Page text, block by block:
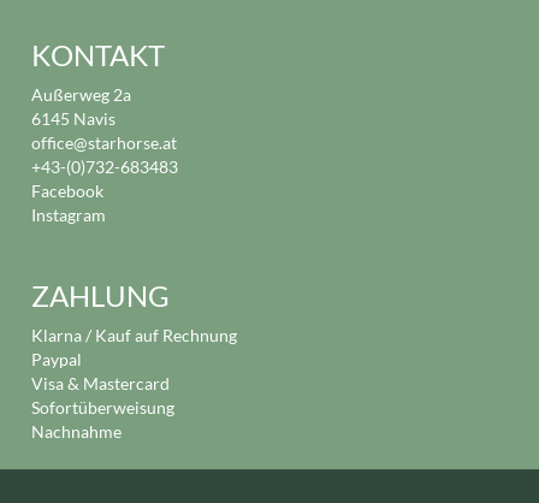
KONTAKT
Außerweg 2a
6145 Navis
office@starhorse.at
+43-(0)732-683483
Facebook
Instagram
ZAHLUNG
Klarna / Kauf auf Rechnung
Paypal
Visa & Mastercard
Sofortüberweisung
Nachnahme